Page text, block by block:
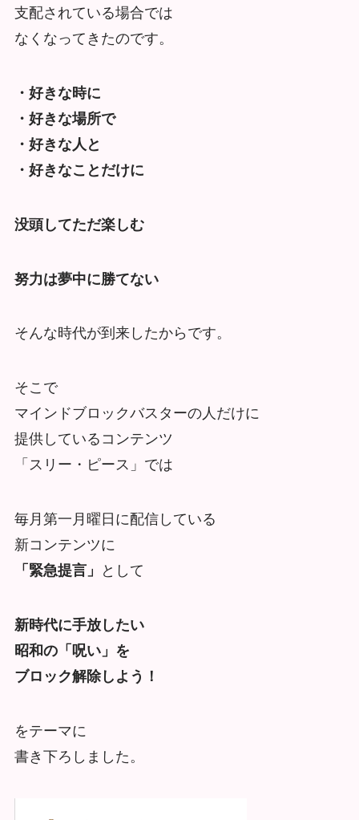
支配されている場合では
なくなってきたのです。
・好きな時に
・好きな場所で
・好きな人と
・好きなことだけに
没頭してただ楽しむ
努力は夢中に勝てない
そんな時代が到来したからです。
そこで
マインドブロックバスターの人だけに
提供しているコンテンツ
「スリー・ピース」では
毎月第一月曜日に配信している
新コンテンツに
「緊急提言」
として
新時代に手放したい
昭和の「呪い」を
ブロック解除しよう！
をテーマに
書き下ろしました。